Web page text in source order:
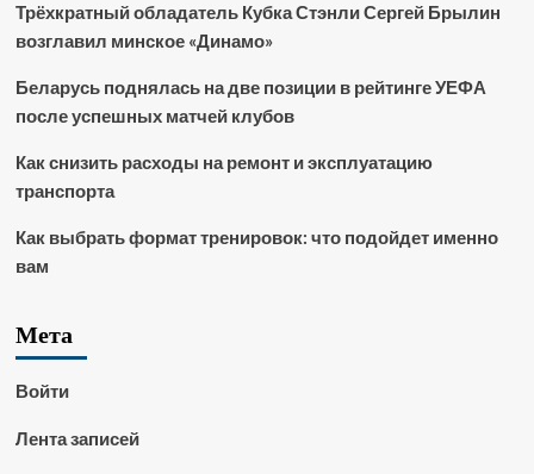
Трёхкратный обладатель Кубка Стэнли Сергей Брылин
возглавил минское «Динамо»
Беларусь поднялась на две позиции в рейтинге УЕФА
после успешных матчей клубов
Как снизить расходы на ремонт и эксплуатацию
транспорта
Как выбрать формат тренировок: что подойдет именно
вам
Мета
Войти
Лента записей